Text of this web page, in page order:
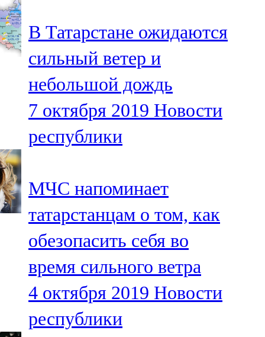
Нурлат
104,7 FM
Олы Әтнә
71,42 FM
Сарман
Теләче
106,1 FM
Түбән Кама
102,6 FM
Чирмешән
107,7 FM
В Татарстане ожидаются
сильный ветер и
небольшой дождь
7 октября 2019 Новости
республики
МЧС напоминает
татарстанцам о том, как
обезопасить себя во
время сильного ветра
4 октября 2019 Новости
республики